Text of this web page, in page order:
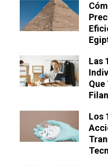
Las
Los